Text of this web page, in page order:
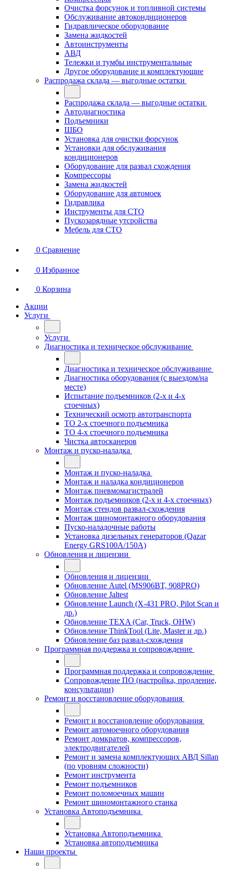
Очистка форсунок и топливной системы
Обслуживание автокондиционеров
Гидравлическое оборудование
Замена жидкостей
Автоинструменты
АВД
Тележки и тумбы инструментальные
Другое оборудование и комплектующие
Распродажа склада — выгодные остатки
Распродажа склада — выгодные остатки
Автодиагностика
Подъемники
ШБО
Установка для очистки форсунок
Установки для обслуживания
кондиционеров
Оборудование для развал схождения
Компрессоры
Замена жидкостей
Оборудование для автомоек
Гидравлика
Инструменты для СТО
Пускозарядные утсройства
Мебель для СТО
0 Сравнение
0 Избранное
0 Корзина
Акции
Услуги
Услуги
Диагностика и техническое обслуживание
Диагностика и техническое обслуживание
Диагностика оборудования (с выездом/на
месте)
Испытание подъемников (2-х и 4-х
стоечных)
Технический осмотр автотранспорта
ТО 2-х стоечного подъемника
ТО 4-х стоечного подъемника
Чистка автосканеров
Монтаж и пуско-наладка
Монтаж и пуско-наладка
Монтаж и наладка кондиционеров
Монтаж пневмомагистралей
Монтаж подъемников (2-х и 4-х стоечных)
Монтаж стендов развал-схождения
Монтаж шиномонтажного оборудования
Пуско-наладочные работы
Установка дизельных генераторов (Qazar
Energy GRS100A/150A)
Обновления и лицензии
Обновления и лицензии
Обновление Autel (MS906BT, 908PRO)
Обновление Jaltest
Обновление Launch (X-431 PRO, Pilot Scan и
др.)
Обновление TEXA (Car, Truck, OHW)
Обновление ThinkTool (Lite, Master и др.)
Обновление баз развал-схождения
Программная поддержка и сопровождение
Программная поддержка и сопровождение
Сопровождение ПО (настройка, продление,
консультации)
Ремонт и восстановление оборудования
Ремонт и восстановление оборудования
Ремонт автомоечного оборудования
Ремонт домкратов, компрессоров,
электродвигателей
Ремонт и замена комплектующих АВД Sillan
(по уровням сложности)
Ремонт инструмента
Ремонт подъемников
Ремонт поломоечных машин
Ремонт шиномонтажного станка
Установка Автоподъемника
Установка Автоподъемника
Установка автоподъемника
Наши проекты